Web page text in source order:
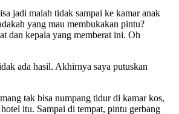
jadi malah tidak sampai ke kamar anak
yang mau membukakan pintu?
dan kepala yang memberat ini. Oh
ada hasil. Akhirnya saya putuskan
tak bisa numpang tidur di kamar kos,
itu. Sampai di tempat, pintu gerbang